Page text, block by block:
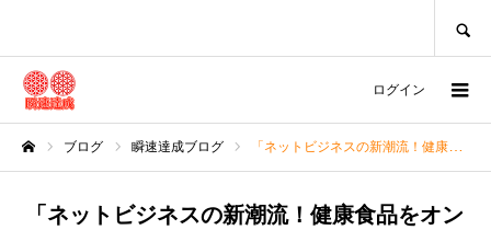
ログイン
ブログ 瞬速達成ブログ 「ネットビジネスの新潮流！健康食品をオンラインで販売するための究極ガイド」
「ネットビジネスの新潮流！健康食品をオン